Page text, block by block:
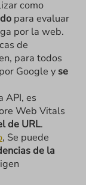
como
para evaluar
por la web.
de
para todos
Google y se
API, es
Web Vitals
de URL.
, Se puede
de la